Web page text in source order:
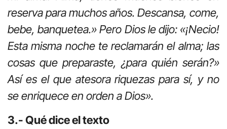
reserva para muchos años. Descansa, come,
bebe, banquetea.» Pero Dios le dijo: «¡Necio!
Esta misma noche te reclamarán el alma; las
cosas que preparaste, ¿para quién serán?»
Así es el que atesora riquezas para sí, y no
se enriquece en orden a Dios».
3.- Qué dice el texto